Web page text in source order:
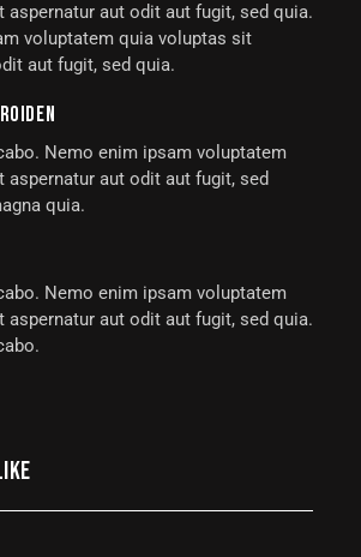
aspernatur aut odit aut fugit, sed quia.
voluptatem quia voluptas sit
aut fugit, sed quia.
Nemo enim ipsam voluptatem
aspernatur aut odit aut fugit, sed
quia.
Nemo enim ipsam voluptatem
aspernatur aut odit aut fugit, sed quia.